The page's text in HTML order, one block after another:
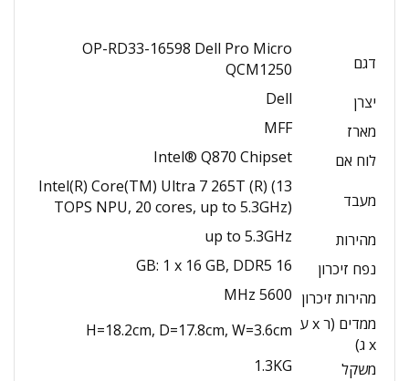
דגם
OP-RD33-16598 Dell Pro Micro
QCM1250
יצרן
Dell
מארז
MFF
לוח אם
Intel® Q870 Chipset
מעבד
Intel(R) Core(TM) Ultra 7 265T (R) (13
TOPS NPU, 20 cores, up to 5.3GHz)
מהירות
up to 5.3GHz
נפח זיכרון
16 GB: 1 x 16 GB, DDR5
מהירות זיכרון 5600 MHz
ממדים (ר x ע
x ג)
H=18.2cm, D=17.8cm, W=3.6cm
משקל
1.3KG